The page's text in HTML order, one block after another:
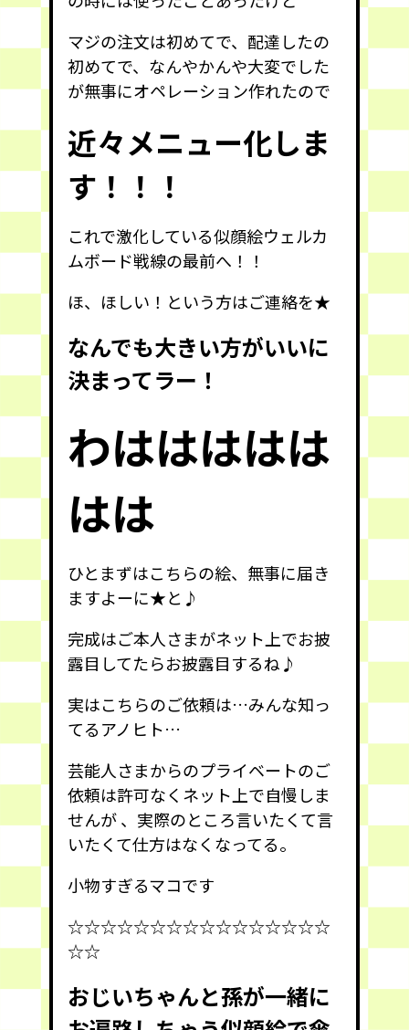
マジの注文は初めてで、配達したの
初めてで、なんやかんや大変でした
が無事にオペレーション作れたので
近々メニュー化しま
す！！！
これで激化している似顔絵ウェルカ
ムボード戦線の最前へ！！
ほ、ほしい！という方はご連絡を★
なんでも大きい方がいいに
決まってラー！
わははははは
はは
ひとまずはこちらの絵、無事に届き
ますよーに★と♪
完成はご本人さまがネット上でお披
露目してたらお披露目するね♪
実はこちらのご依頼は…みんな知っ
てるアノヒト…
芸能人さまからのプライベートのご
依頼は許可なくネット上で自慢しま
せんが 、実際のところ言いたくて言
いたくて仕方はなくなってる。
小物すぎるマコです
☆☆☆☆☆☆☆☆☆☆☆☆☆☆☆☆
☆☆
おじいちゃんと孫が一緒に